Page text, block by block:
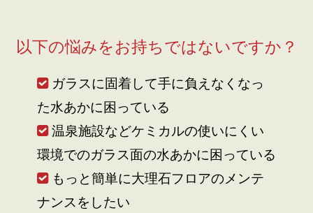
以下の悩みをお持ちではないですか？
ガラスに固着して手に負えなくなっ
た水あかに困っている
温泉施設などケミカルの使いにくい
環境でのガラス面の水あかに困っている
もっと簡単に大理石フロアのメンテ
ナンスをしたい